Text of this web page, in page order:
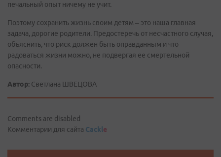
печальный опыт ничему не учит.
Поэтому сохранить жизнь своим детям – это наша главная
задача, дорогие родители. Предостеречь от несчастного случая,
объяснить, что риск должен быть оправданным и что
радоваться жизни можно, не подвергая ее смертельной
опасности.
Автор: Светлана ШВЕЦОВА
Comments are disabled
Комментарии для сайта Cackle